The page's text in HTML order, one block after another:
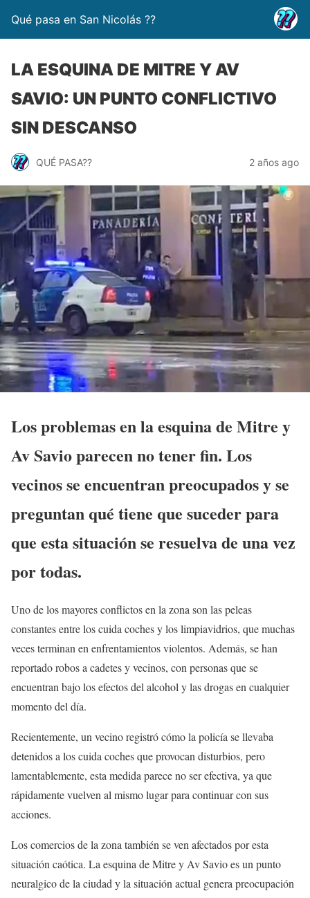
Qué pasa en San Nicolás ??
LA ESQUINA DE MITRE Y AV
SAVIO: UN PUNTO CONFLICTIVO
SIN DESCANSO
QUÉ PASA?? 2 años ago
Los problemas en la esquina de Mitre y
Av Savio parecen no tener fin. Los
vecinos se encuentran preocupados y se
preguntan qué tiene que suceder para
que esta situación se resuelva de una vez
por todas.
Uno de los mayores conflictos en la zona son las peleas
constantes entre los cuida coches y los limpiavidrios, que muchas
veces terminan en enfrentamientos violentos. Además, se han
reportado robos a cadetes y vecinos, con personas que se
encuentran bajo los efectos del alcohol y las drogas en cualquier
momento del día.
Recientemente, un vecino registró cómo la policía se llevaba
detenidos a los cuida coches que provocan disturbios, pero
lamentablemente, esta medida parece no ser efectiva, ya que
rápidamente vuelven al mismo lugar para continuar con sus
acciones.
Los comercios de la zona también se ven afectados por esta
situación caótica. La esquina de Mitre y Av Savio es un punto
neuralgico de la ciudad y la situación actual genera preocupación